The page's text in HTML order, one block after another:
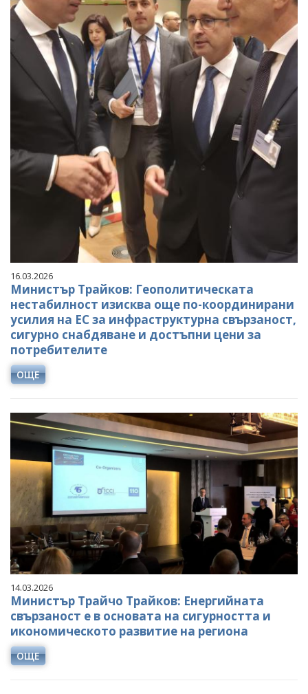
16.03.2026
Министър Трайков: Геополитическата
нестабилност изисква още по-координирани
усилия на ЕС за инфраструктурна свързаност,
сигурно снабдяване и достъпни цени за
потребителите
ОЩЕ
14.03.2026
Министър Трайчо Трайков: Енергийната
свързаност е в основата на сигурността и
икономическото развитие на региона
ОЩЕ